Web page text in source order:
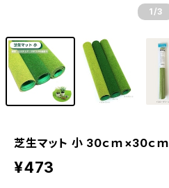
1 /3
芝生マット 小 30ｃｍ×30ｃｍ
¥473